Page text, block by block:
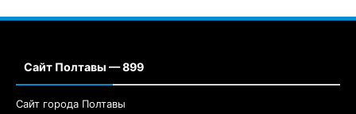
Сайт Полтавы — 899
Сайт города Полтавы